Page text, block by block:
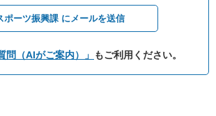
ポーツ振興課 にメールを送信
問（AIがご案内）」 もご利用ください。